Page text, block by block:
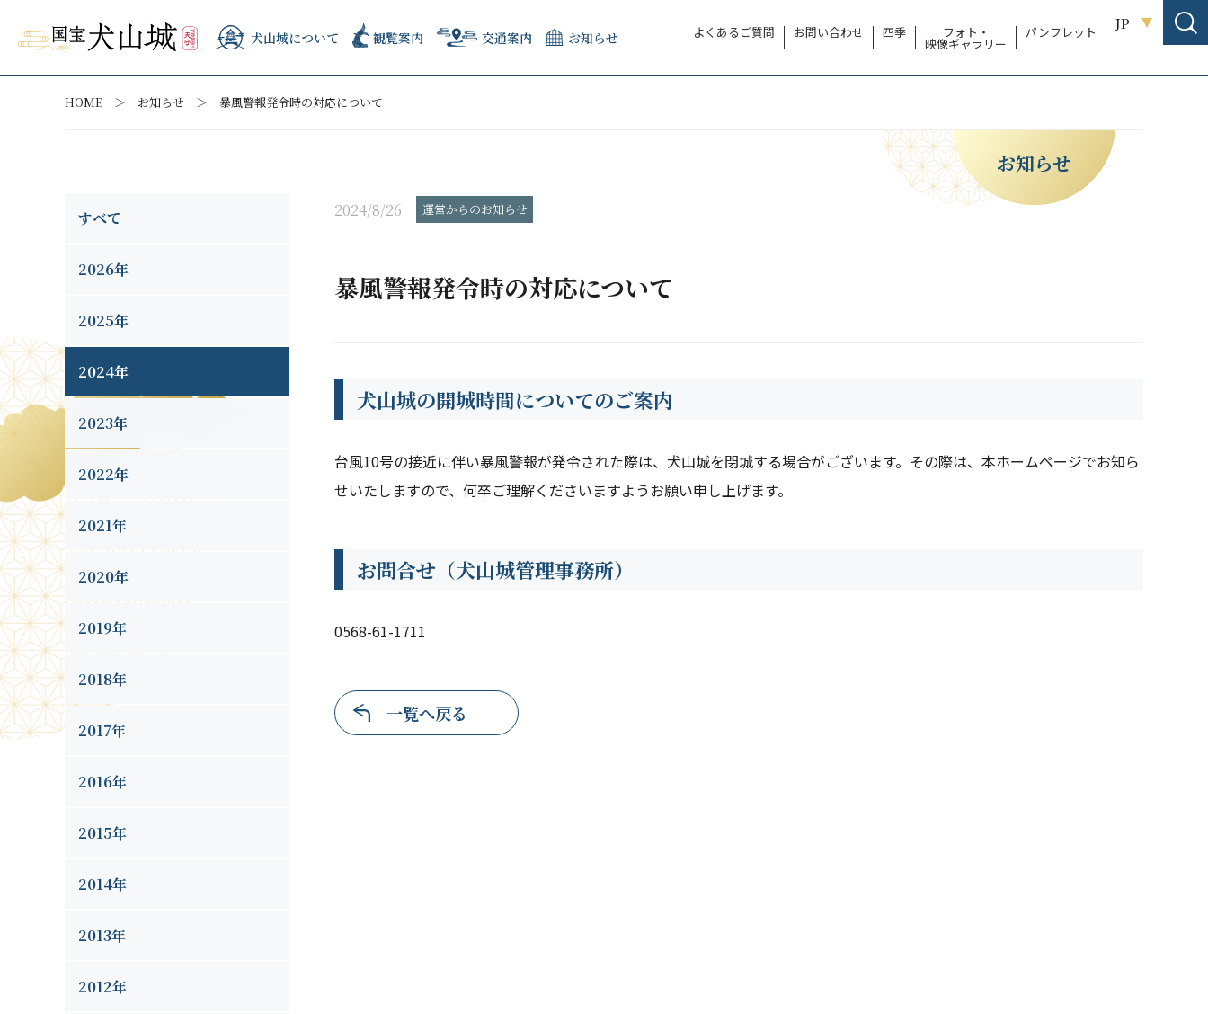
犬山城について 観覧案内 交通案内 お知らせ よくあるご質問 お問い合わせ 四季 フォト・
映像ギャラリー
パンフレット JP
HOME お知らせ 暴風警報発令時の対応について
すべて
2026年
2025年
2024年
2023年
2022年
2021年
2020年
2019年
2018年
2017年
2016年
2015年
2014年
2013年
2012年
お知らせ
2024/8/26 運営からのお知らせ
暴風警報発令時の対応について
犬山城の開城時間についてのご案内
台風10号の接近に伴い暴風警報が発令された際は、犬山城を閉城する場合がございます。その際は、本ホームページでお知ら
せいたしますので、何卒ご理解くださいますようお願い申し上げます。
お問合せ（犬山城管理事務所）
0568-61-1711
一覧へ戻る